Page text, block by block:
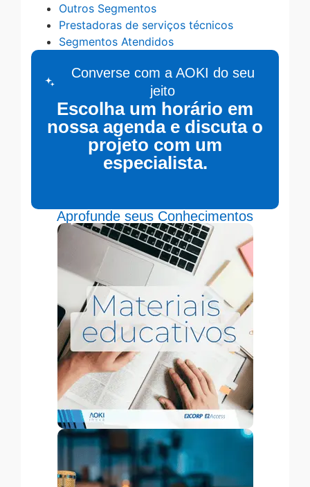
Outros Segmentos
Prestadoras de serviços técnicos
Segmentos Atendidos
Converse com a AOKI do seu
jeito
Escolha um horário em
nossa agenda e discuta o
projeto com um
especialista.
Aprofunde seus Conhecimentos